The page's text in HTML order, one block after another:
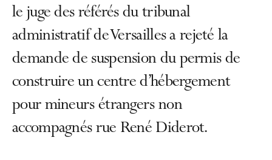
le juge des référés du tribunal
administratif de Versailles a rejeté la
demande de suspension du permis de
construire un centre d’hébergement
pour mineurs étrangers non
accompagnés rue René Diderot.